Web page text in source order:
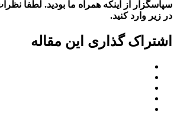
سپاسگزار از اینکه همراه ما بودید. لطفا
در زیر وارد کنید.
اشتراک گذاری این مقاله